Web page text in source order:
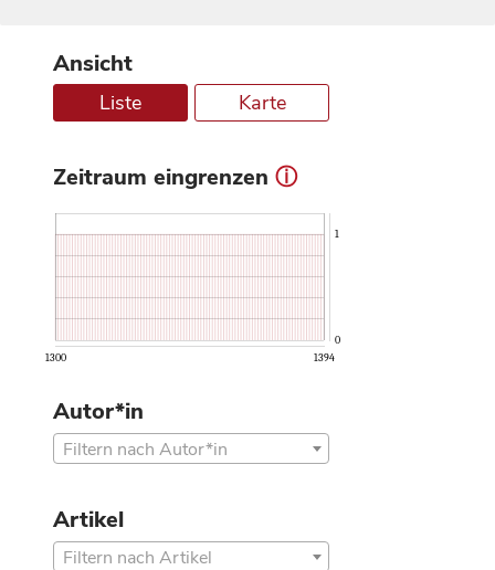
Ansicht
Liste Karte
Zeitraum eingrenzen ⓘ
1300 1394
0
1
Autor*in
Filtern nach Autor*in
Artikel
Filtern nach Artikel